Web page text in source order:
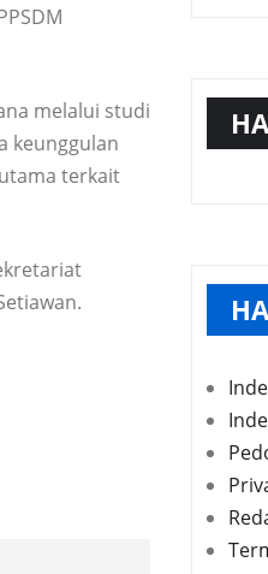
melalui studi
keunggulan
terkait